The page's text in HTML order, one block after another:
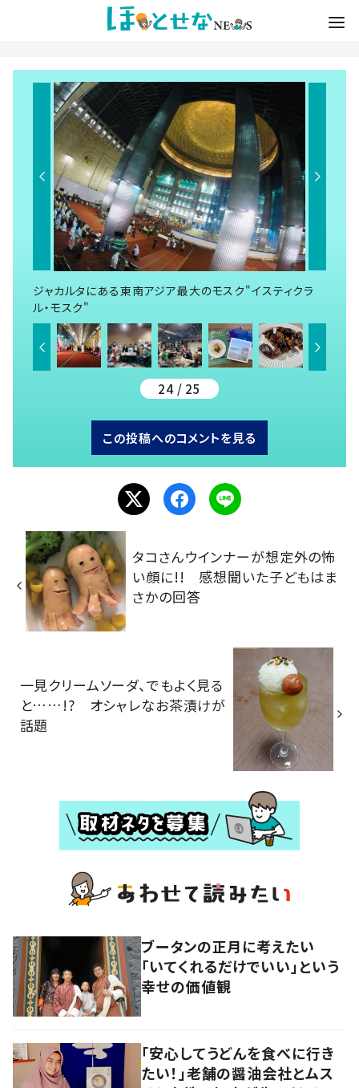
ジャカルタにある東南アジア最大のモスク"イスティクラ
ル・モスク"
24 / 25
この投稿へのコメントを見る
タコさんウインナーが想定外の怖
い顔に!! 感想聞いた子どもはま
さかの回答
一見クリームソーダ、でもよく見る
と……!? オシャレなお茶漬けが
話題
ブータンの正月に考えたい
「いてくれるだけでいい」という
幸せの価値観
「安心してうどんを食べに行き
たい！」老舗の醤油会社とムス